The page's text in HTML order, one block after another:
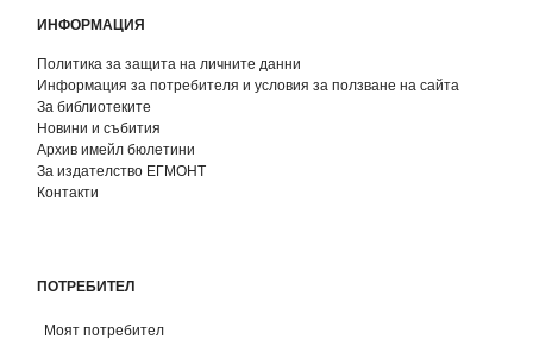
ИНФОРМАЦИЯ
Политика за защита на личните данни
Информация за потребителя и условия за ползване на сайта
За библиотеките
Новини и събития
Архив имейл бюлетини
За издателство ЕГМОНТ
Контакти
ПОТРЕБИТЕЛ
Моят потребител